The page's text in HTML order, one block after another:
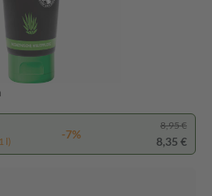
l)
-7%
8,95 €
8,35 €